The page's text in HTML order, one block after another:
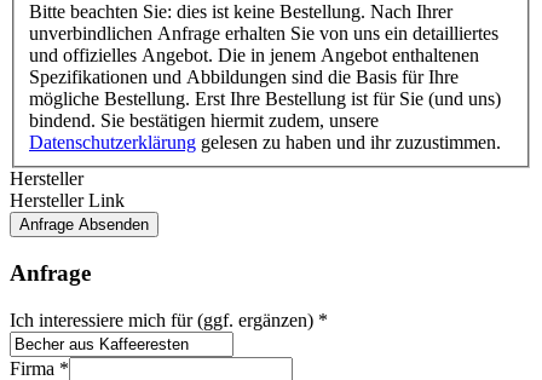
Bitte beachten Sie: dies ist keine Bestellung. Nach Ihrer
unverbindlichen Anfrage erhalten Sie von uns ein detailliertes
und offizielles Angebot. Die in jenem Angebot enthaltenen
Spezifikationen und Abbildungen sind die Basis für Ihre
mögliche Bestellung. Erst Ihre Bestellung ist für Sie (und uns)
bindend. Sie bestätigen hiermit zudem, unsere
Datenschutzerklärung gelesen zu haben und ihr zuzustimmen.
Hersteller
Möchten
Vorname
Telefonnummer
Hersteller Link
Anfrage Absenden
Anfrage
Menge
Anrede
Hersteller
Ich interessiere mich für (ggf. ergänzen) *
Firma *